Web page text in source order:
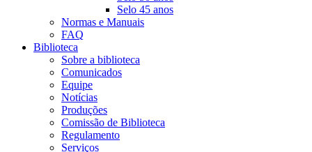
Selo 45 anos
Normas e Manuais
FAQ
Biblioteca
Sobre a biblioteca
Comunicados
Equipe
Notícias
Produções
Comissão de Biblioteca
Regulamento
Serviços